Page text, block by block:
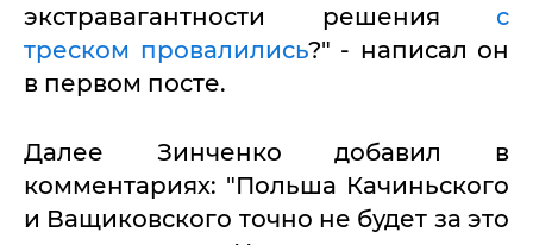
экстравагантности решения с
треском провалились?" - написал он
в первом посте.
Далее Зинченко добавил в
комментариях: "Польша Качиньского
и Ващиковского точно не будет за это